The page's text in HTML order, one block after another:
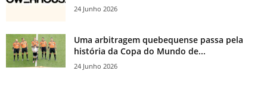
24 Junho 2026
Uma arbitragem quebequense passa pela
história da Copa do Mundo de...
24 Junho 2026